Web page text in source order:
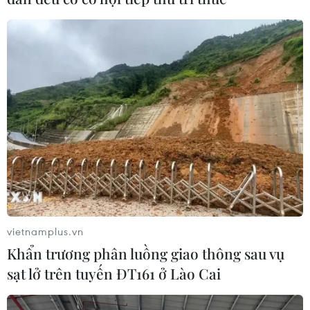
#Ủy ban Trung ương Mặt trận Việt Nam
#COVID-19 #Hiến máu cứu người
Theo dõi VietnamPlus
TIN LIÊN QUAN
vietnamplus.vn
Khẩn trương phân luồng giao thông sau vụ
sạt lở trên tuyến ĐT161 ở Lào Cai